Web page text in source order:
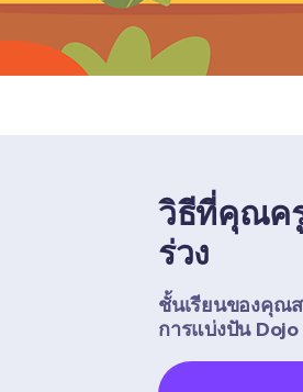
วิธีที่คุณค
ร่วง
ชั้นเรียนของคุณ
การแบ่งปัน